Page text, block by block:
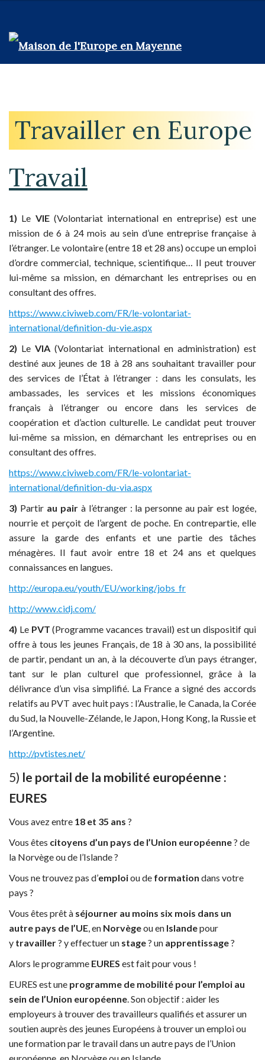
Travailler en Europe
Travail
1) Le VIE(Volontariat international en entreprise) est une
mission de 6 à 24 mois au sein d’une entreprise française à
l’étranger. Le volontaire (entre 18 et 28 ans) occupe un emploi
d’ordre commercial, technique, scientifique… Il peut trouver
lui-même sa mission, en démarchant les entreprises ou en
consultant des offres.
https://www.civiweb.com/FR/le-volontariat-
international/definition-du-vie.aspx
2) LeVIA(Volontariat international en administration) est
destiné aux jeunes de 18 à 28 ans souhaitant travailler pour
des services de l’État à l’étranger : dans les consulats, les
ambassades, les services et les missions économiques
français à l’étranger ou encore dans les services de
coopération et d’action culturelle. Le candidat peut trouver
lui-même sa mission, en démarchant les entreprises ou en
consultant des offres.
https://www.civiweb.com/FR/le-volontariat-
international/definition-du-via.aspx
3) Partir au pairà l’étranger : la personne au pair est logée,
nourrie et perçoit de l’argent de poche. En contrepartie, elle
assure la garde des enfants et une partie des tâches
ménagères. Il faut avoir entre 18 et 24 ans et quelques
connaissances en langues.
http://europa.eu/youth/EU/working/jobs_fr
http://www.cidj.com/
4) Le PVT (Programme vacances travail) est un dispositif qui
offre à tous les jeunes Français, de 18 à 30 ans, la possibilité
de partir, pendant un an, à la découverte d’un pays étranger,
tant sur le plan culturel que professionnel, grâce à la
délivrance d’un visa simplifié. La France a signé des accords
relatifs au PVT avec huit pays : l’Australie, le Canada, la Corée
du Sud, la Nouvelle-Zélande, le Japon, Hong Kong, la Russie et
l’Argentine.
http://pvtistes.net/
5) le portail de la mobilité européenne :
EURES
Vous avez entre 18 et 35 ans ?
Vous êtes citoyens d’un pays de l’Union européenne? de
la Norvège ou de l’Islande ?
Vous ne trouvez pas d’emploiou de formation dans votre
pays ?
Vous êtes prêt à séjourner au moins six mois dans un
autre pays de l’UE , en Norvègeou en Islandepour
y travailler? y effectuer un stage? un apprentissage?
Alors le programme EURES est fait pour vous !
EURES est une programme de mobilité pour l’emploi au
sein de l’Union européenne . Son objectif : aider les
employeurs à trouver des travailleurs qualifiés et assurer un
soutien auprès des jeunes Européens à trouver un emploi ou
une formation par le travail dans un autre pays de l’Union
européenne, en Norvège ou en Islande.